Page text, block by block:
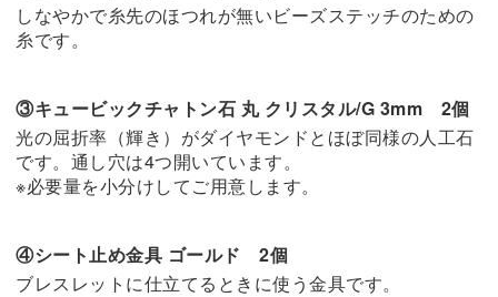
しなやかで糸先のほつれが無いビーズステッチのための
糸です。
③キュービックチャトン石 丸 クリスタル/G 3mm 2個
光の屈折率（輝き）がダイヤモンドとほぼ同様の人工石
です。通し穴は4つ開いています。
※必要量を小分けしてご用意します。
④シート止め金具 ゴールド 2個
ブレスレットに仕立てるときに使う金具です。